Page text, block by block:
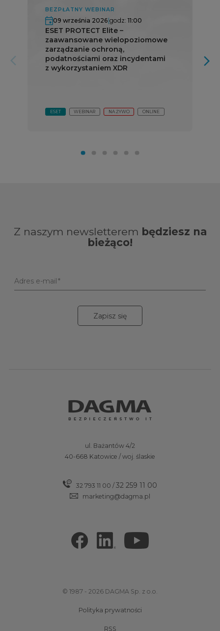
arrow_forward_ios
BEZPŁATNY WEBINAR
09 września 2026 |godz:11:00
ESET PROTECT Elite –
zaawansowane wielopoziomowe
zarządzanie ochroną,
podatnościami oraz incydentami
z wykorzystaniem XDR
ESET WEBINAR NA ŻYWO ONLINE
arrow_forward_ios
Z naszym newsletterem będziesz na
bieżąco!
Adres e-mail
Zapisz się
ul. Bażantów 4/2
40-668 Katowice / woj. ślaskie
32 793 11 00 / 32 259 11 00
marketing@dagma.pl
© 1987 - 2026 DAGMA Sp. z o.o.
Polityka prywatności
RSS